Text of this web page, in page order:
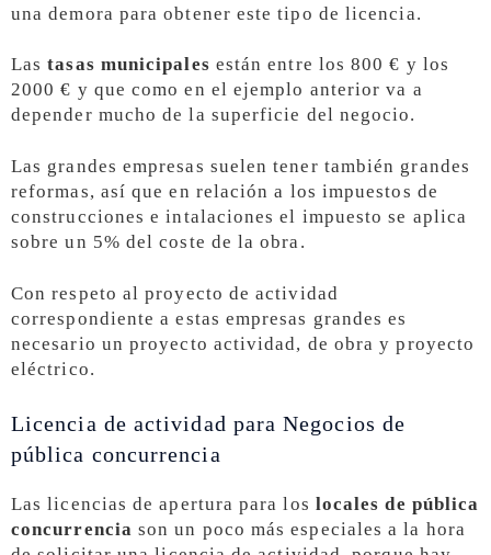
una demora para obtener este tipo de licencia.
Lastasas municipales están entre los 800 € y los
2000 € y que como en el ejemplo anterior va a
depender mucho de la superficie del negocio.
Las grandes empresas suelen tener también grandes
reformas, así que en relación a los impuestos de
construcciones e intalaciones el impuesto se aplica
sobre un 5% del coste de la obra.
Con respeto al proyecto de actividad
correspondiente a estas empresas grandes es
necesario un proyecto actividad, de obra y proyecto
eléctrico.
Licencia de actividad para Negocios de
pública concurrencia
Las licencias de apertura para los locales de pública
concurrencia son un poco más especiales a la hora